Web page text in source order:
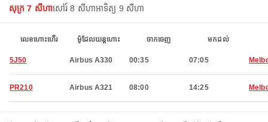
សុក្រ 7 សីហាសៅរ៍ 8 សីហាអាទិត្យ 9 សីហា
លេខហោះហើរ ម៉ូដែលយន្តហោះ ចាកចេញ មកដល់
5J50 Airbus A330 00:35 07:05
PR210 Airbus A321 08:00 14:25